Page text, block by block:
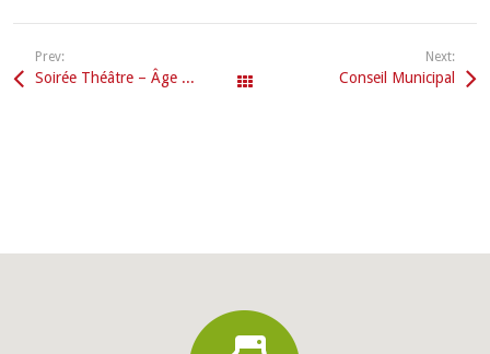
Prev:
Soirée Théâtre – Âge d’or
Next:
Conseil Municipal